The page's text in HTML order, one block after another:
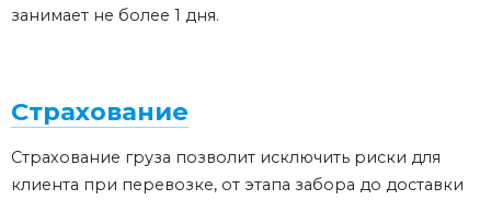
занимает не более 1 дня.
Страхование
Страхование груза позволит исключить риски для
клиента при перевозке, от этапа забора до доставки